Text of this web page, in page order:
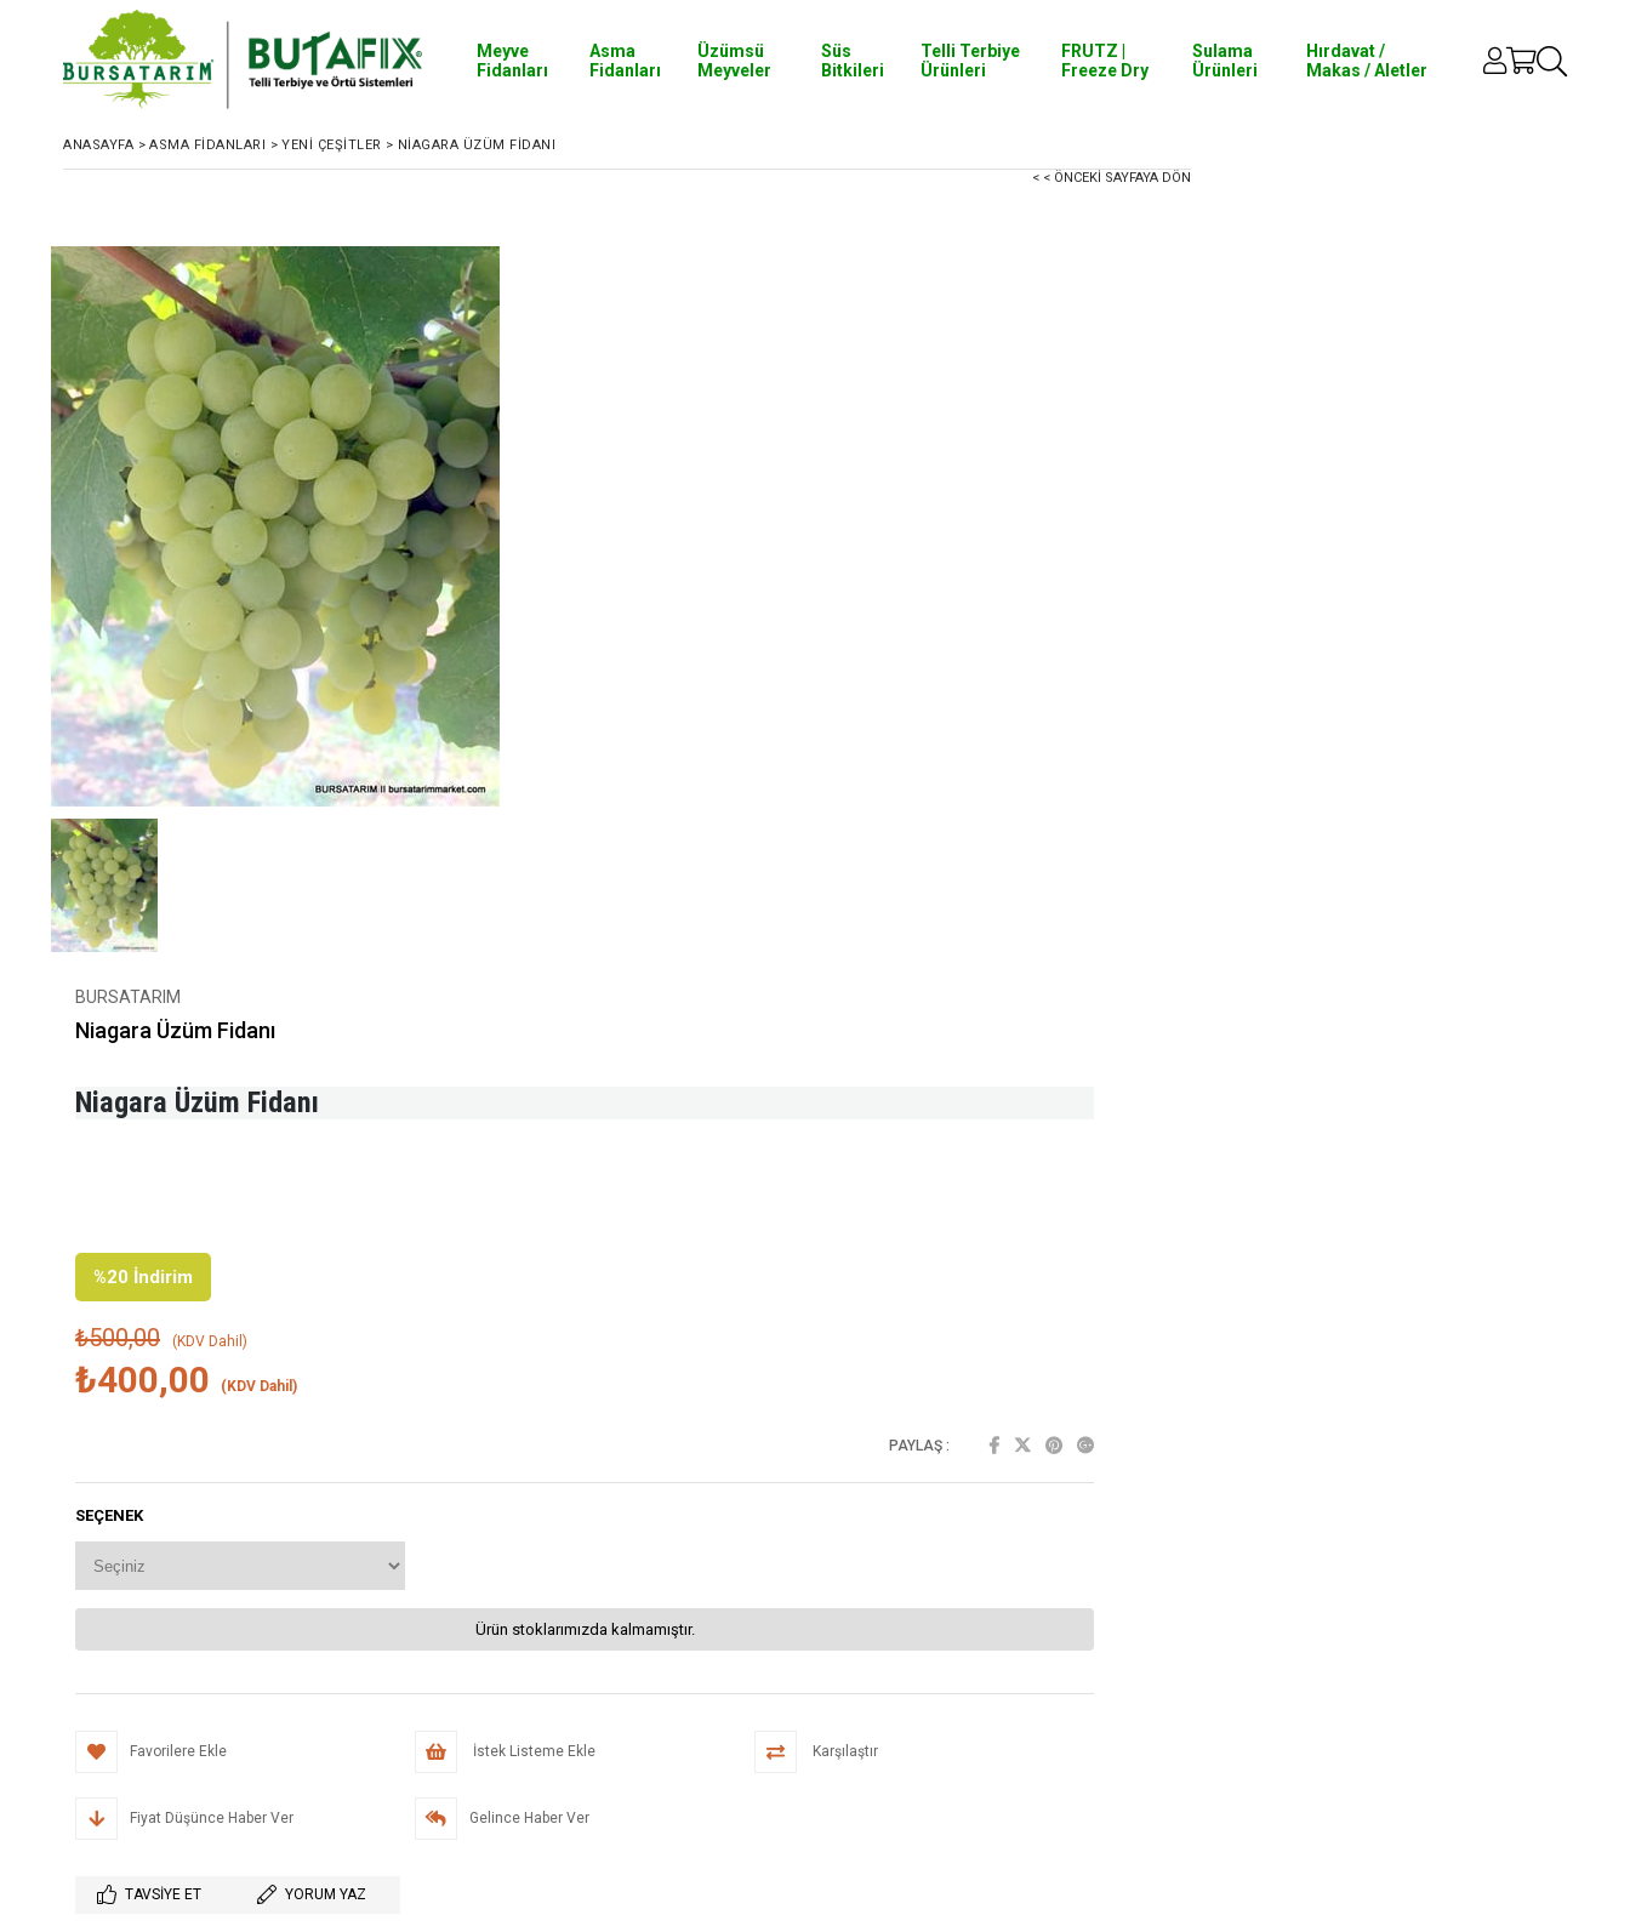
Meyve
Fidanları
Asma
Fidanları
Üzümsü
Meyveler
Süs
Bitkileri
Telli Terbiye
Ürünleri
FRUTZ |
Freeze Dry
Sulama
Ürünleri
Hırdavat /
Makas / Aletler
ANASAYFA > ASMA FIDANLARI > YENI ÇEŞITLER > NIAGARA ÜZÜM FIDANI
< < ÖNCEKI SAYFAYA DÖN
BURSATARIM
Niagara Üzüm Fidanı
Niagara Üzüm Fidanı
%20 İndirim
₺500,00 (KDV Dahil)
₺400,00 (KDV Dahil)
PAYLAŞ :
SEÇENEK
Ürün stoklarımızda kalmamıştır.
Favorilere Ekle İstek Listeme Ekle Karşılaştır
Fiyat Düşünce Haber Ver Gelince Haber Ver
TAVSIYE ET YORUM YAZ